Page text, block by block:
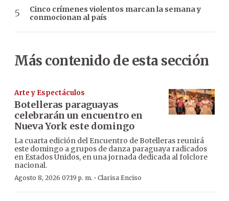
Cinco crímenes violentos marcan la semana y
conmocionan al país
Más contenido de esta sección
Arte y Espectáculos
Botelleras paraguayas
celebrarán un encuentro en
Nueva York este domingo
La cuarta edición del Encuentro de Botelleras reunirá
este domingo a grupos de danza paraguaya radicados
en Estados Unidos, en una jornada dedicada al folclore
nacional.
Agosto 8, 2026 07:19 p. m. · Clarisa Enciso